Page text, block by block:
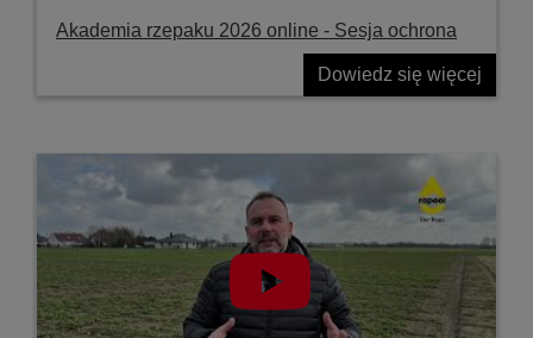
Akademia rzepaku 2026 online - Sesja ochrona
Dowiedz się więcej